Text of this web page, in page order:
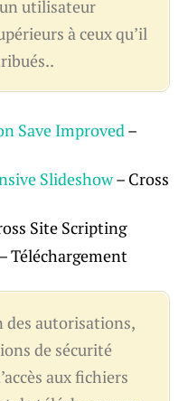
utilisateur
à ceux qu’il
Save Improved–
Slideshow– Cross
Site Scripting
– Téléchargement
des autorisations,
de sécurité
aux fichiers